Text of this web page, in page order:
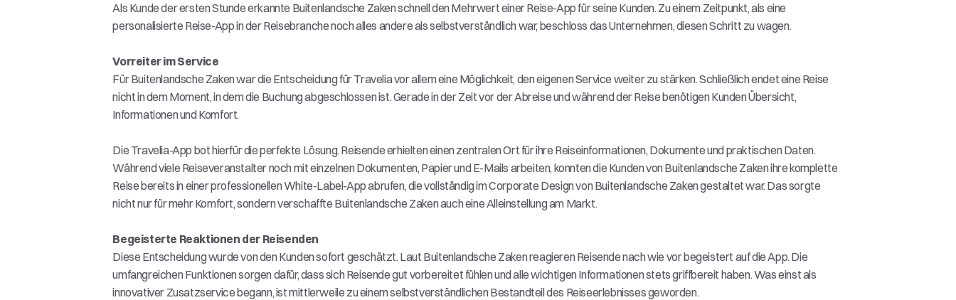
Als Kunde der ersten Stunde erkannte Buitenlandsche Zaken schnell den Mehrwert einer Reise-App für seine Kunden. Zu einem Zeitpunkt, als eine
personalisierte Reise-App in der Reisebranche noch alles andere als selbstverständlich war, beschloss das Unternehmen, diesen Schritt zu wagen.
Vorreiter im Service
Für Buitenlandsche Zaken war die Entscheidung für Travelia vor allem eine Möglichkeit, den eigenen Service weiter zu stärken. Schließlich endet eine Reise
nicht in dem Moment, in dem die Buchung abgeschlossen ist. Gerade in der Zeit vor der Abreise und während der Reise benötigen Kunden Übersicht,
Informationen und Komfort.
Die Travelia-App bot hierfür die perfekte Lösung. Reisende erhielten einen zentralen Ort für ihre Reiseinformationen, Dokumente und praktischen Daten.
Während viele Reiseveranstalter noch mit einzelnen Dokumenten, Papier und E-Mails arbeiten, konnten die Kunden von Buitenlandsche Zaken ihre komplette
Reise bereits in einer professionellen White-Label-App abrufen, die vollständig im Corporate Design von Buitenlandsche Zaken gestaltet war. Das sorgte
nicht nur für mehr Komfort, sondern verschaffte Buitenlandsche Zaken auch eine Alleinstellung am Markt.
Begeisterte Reaktionen der Reisenden
Diese Entscheidung wurde von den Kunden sofort geschätzt. Laut Buitenlandsche Zaken reagieren Reisende nach wie vor begeistert auf die App. Die
umfangreichen Funktionen sorgen dafür, dass sich Reisende gut vorbereitet fühlen und alle wichtigen Informationen stets griffbereit haben. Was einst als
innovativer Zusatzservice begann, ist mittlerweile zu einem selbstverständlichen Bestandteil des Reiseerlebnisses geworden.